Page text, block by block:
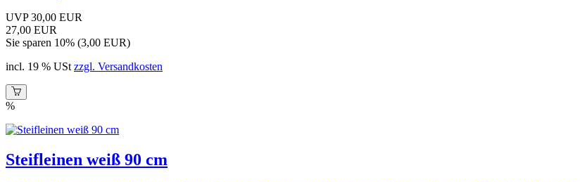
UVP 30,00 EUR
27,00 EUR
Sie sparen 10% (3,00 EUR)
incl. 19 % USt zzgl. Versandkosten
%
Steifleinen weiß 90 cm